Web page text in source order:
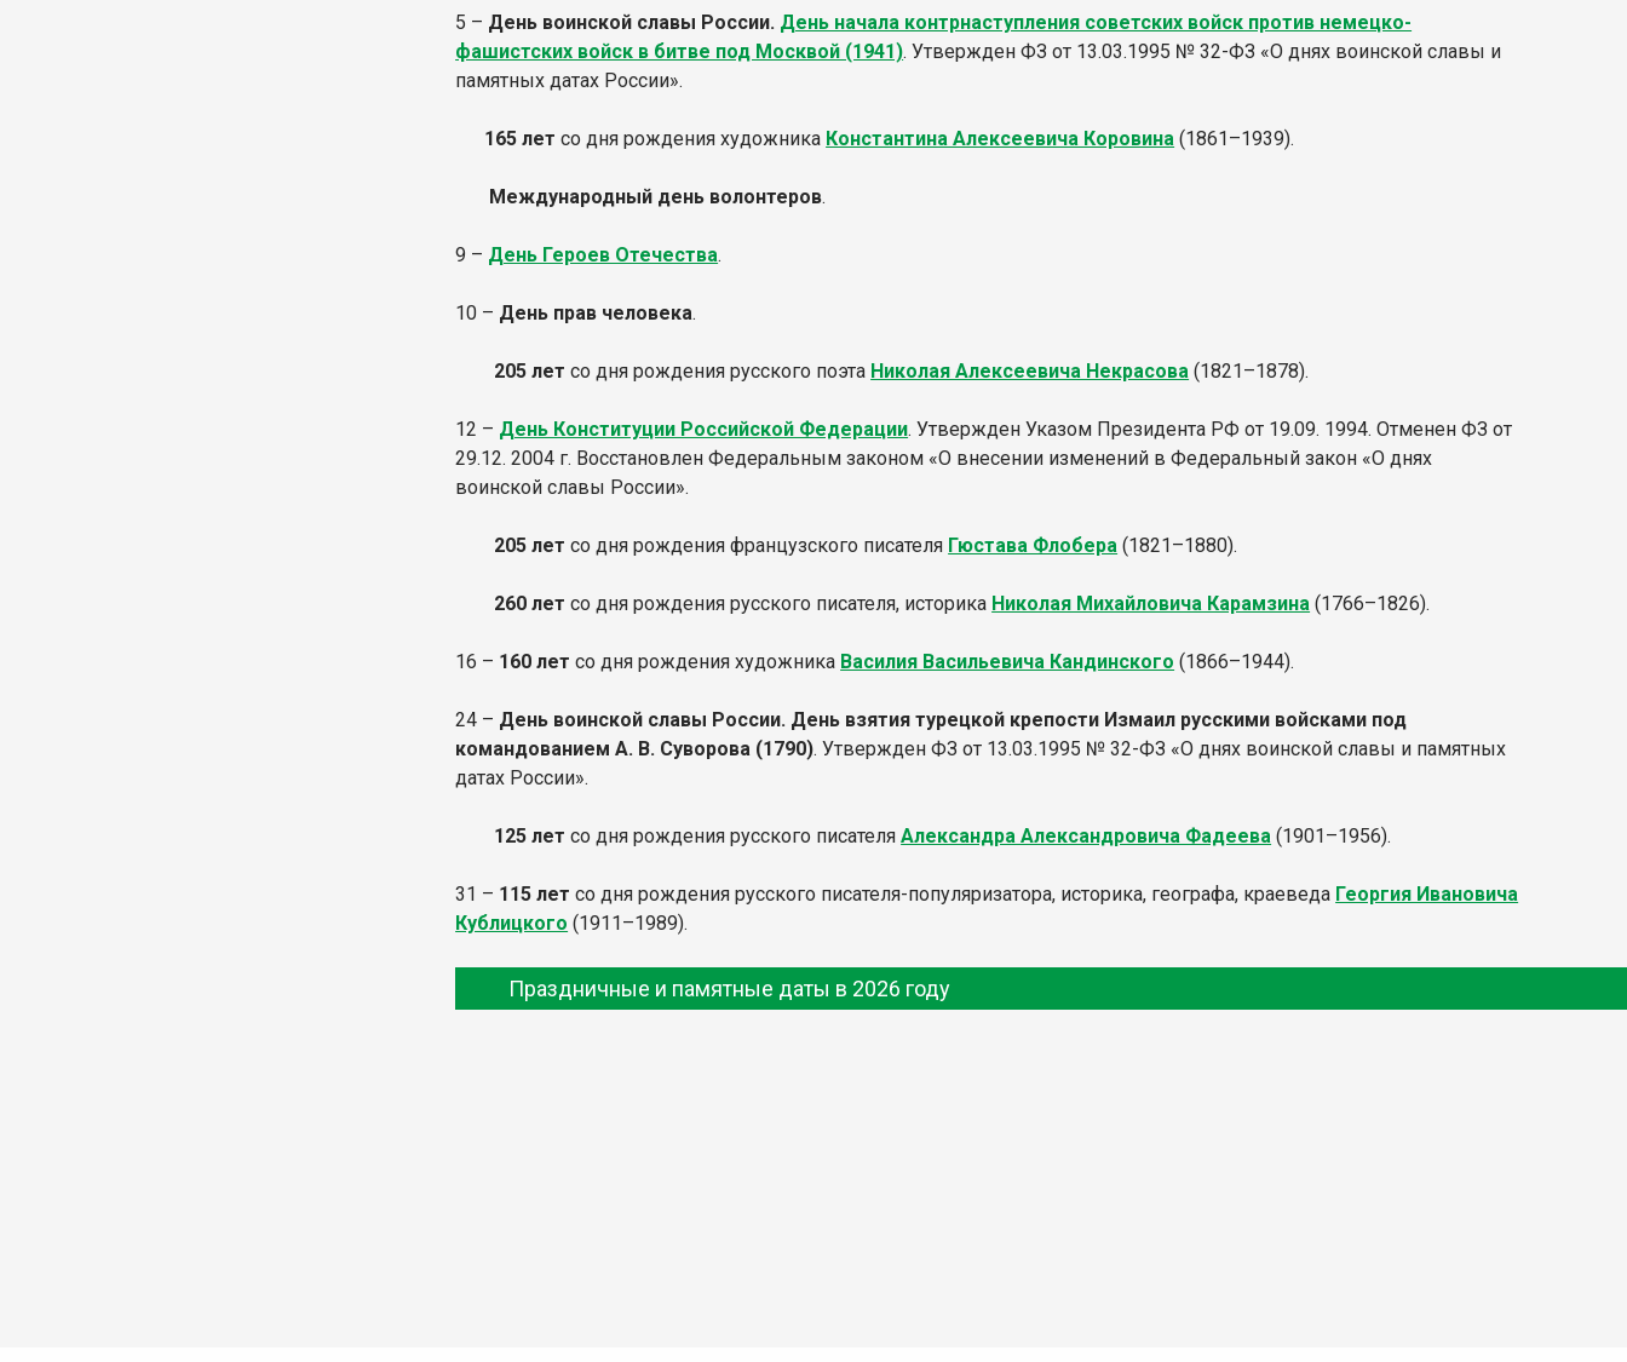
5 – День воинской славы России. День начала контрнаступления советских войск против немецко-
фашистских войск в битве под Москвой (1941). Утвержден ФЗ от 13.03.1995 № 32-ФЗ «О днях воинской славы и
памятных датах России».
165 лет со дня рождения художника Константина Алексеевича Коровина (1861–1939).
Международный день волонтеров.
9 – День Героев Отечества.
10 – День прав человека.
205 летсо дня рождения русского поэта Николая Алексеевича Некрасова (1821–1878).
12 – День Конституции Российской Федерации. Утвержден Указом Президента РФ от 19.09. 1994. Отменен ФЗ от
29.12. 2004 г. Восстановлен Федеральным законом «О внесении изменений в Федеральный закон «О днях
воинской славы России».
205 летсо дня рождения французского писателя Гюстава Флобера (1821–1880).
260 лет со дня рождения русского писателя, историка Николая Михайловича Карамзина (1766–1826).
16 – 160 летсо дня рождения художника Василия Васильевича Кандинского (1866–1944).
24 – День воинской славы России. День взятия турецкой крепости Измаил русскими войсками под
командованием А. В. Суворова (1790). Утвержден ФЗ от 13.03.1995 № 32-ФЗ «О днях воинской славы и памятных
датах России».
125 лет со дня рождения русского писателяАлександра Александровича Фадеева (1901–1956).
31 – 115 летсо дня рождения русского писателя-популяризатора, историка, географа, краеведа Георгия Ивановича
Кублицкого (1911–1989).
Праздничные и памятные даты в 2026 году